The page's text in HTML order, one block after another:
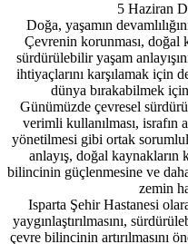
5 Haziran
Doğa, yaşamın
Çevrenin korunması, doğal
sürdürülebilir yaşam
ihtiyaçlarını karşılamak için
dünya bırakabilmek
Günümüzde çevresel
verimli kullanılması, israfın
yönetilmesi gibi ortak
anlayış, doğal kaynakların
bilincinin güçlenmesine ve
zemin
Isparta Şehir Hastanesi
yaygınlaştırılmasını,
çevre bilincinin artırılmasını